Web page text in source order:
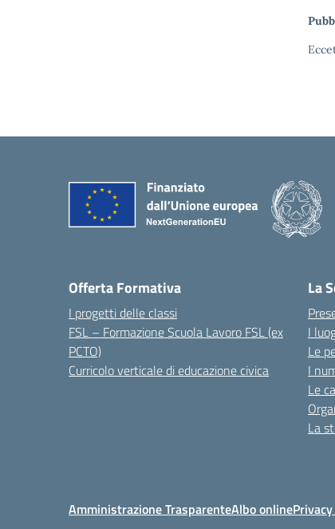
Offerta Formativa
I progetti delle classi
FSL – Formazione Scuola Lavoro FSL (ex
PCTO)
Curricolo verticale di educazione civica
La
I
Le
I
Le
La
Amministrazione TrasparenteAlbo online